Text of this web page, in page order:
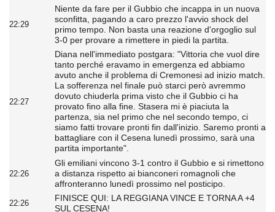
22:29
Niente da fare per il Gubbio che incappa in un nuova
sconfitta, pagando a caro prezzo l'avvio shock del
primo tempo. Non basta una reazione d'orgoglio sul
3-0 per provare a rimettere in piedi la partita.
22:27
Diana nell'immediato postgara: "Vittoria che vuol dire
tanto perché eravamo in emergenza ed abbiamo
avuto anche il problema di Cremonesi ad inizio match.
La sofferenza nel finale può starci però avremmo
dovuto chiuderla prima visto che il Gubbio ci ha
provato fino alla fine. Stasera mi è piaciuta la
partenza, sia nel primo che nel secondo tempo, ci
siamo fatti trovare pronti fin dall'inizio. Saremo pronti a
battagliare con il Cesena lunedì prossimo, sarà una
partita importante".
22:26
Gli emiliani vincono 3-1 contro il Gubbio e si rimettono
a distanza rispetto ai bianconeri romagnoli che
affronteranno lunedì prossimo nel posticipo.
22:26
FINISCE QUI: LA REGGIANA VINCE E TORNA A +4
SUL CESENA!